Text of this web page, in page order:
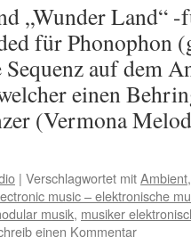
„Wunder Land“
für Phonophon
auf dem
einen
(Vermona
| Verschlagwortet mitAmbient
music – elektronische
musik, musiker
einen Kommentar